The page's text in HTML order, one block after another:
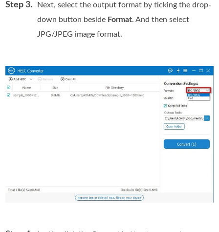
Step 3.
Next, select the output format by ticking the drop-
down button beside Format. And then select
JPG/JPEG image format.